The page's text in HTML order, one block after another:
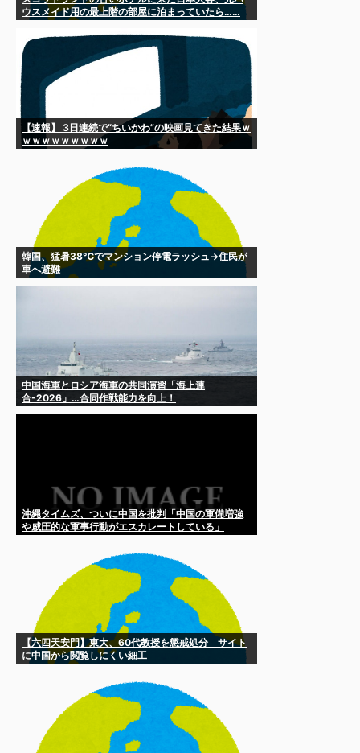
ウスメイド用の最上階の部屋に泊まっていたら……
【速報】 3日連続で“ちいかわ”の映画見てきた結果ｗ
ｗｗｗｗｗｗｗｗｗ
韓国、猛暑38℃でマンション停電ラッシュ→住民が
車へ避難
中国海軍とロシア海軍の共同演習「海上連
合-2026」…合同作戦能力を向上！
沖縄タイムズ、ついに中国を批判「中国の軍備増強
や威圧的な軍事行動がエスカレートしている」
【六四天安門】東大、60代教授を懲戒処分 サイト
に中国から閲覧しにくい細工